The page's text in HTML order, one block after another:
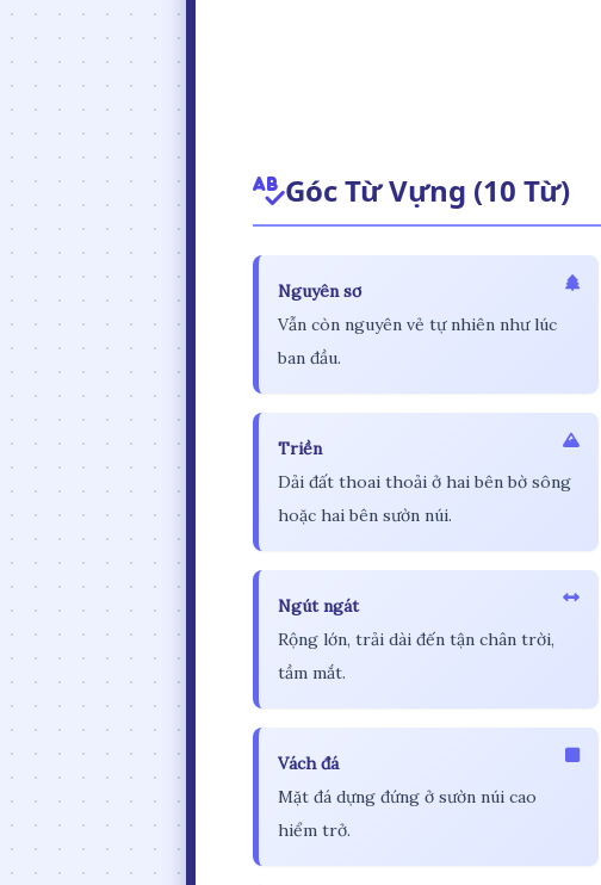
Góc Từ Vựng (10 Từ)
Nguyên sơ
Vẫn còn nguyên vẻ tự nhiên như lúc
ban đầu.
Triền
Dải đất thoai thoải ở hai bên bờ sông
hoặc hai bên sườn núi.
Ngút ngát
Rộng lớn, trải dài đến tận chân trời,
tầm mắt.
Vách đá
Mặt đá dựng đứng ở sườn núi cao
hiểm trở.